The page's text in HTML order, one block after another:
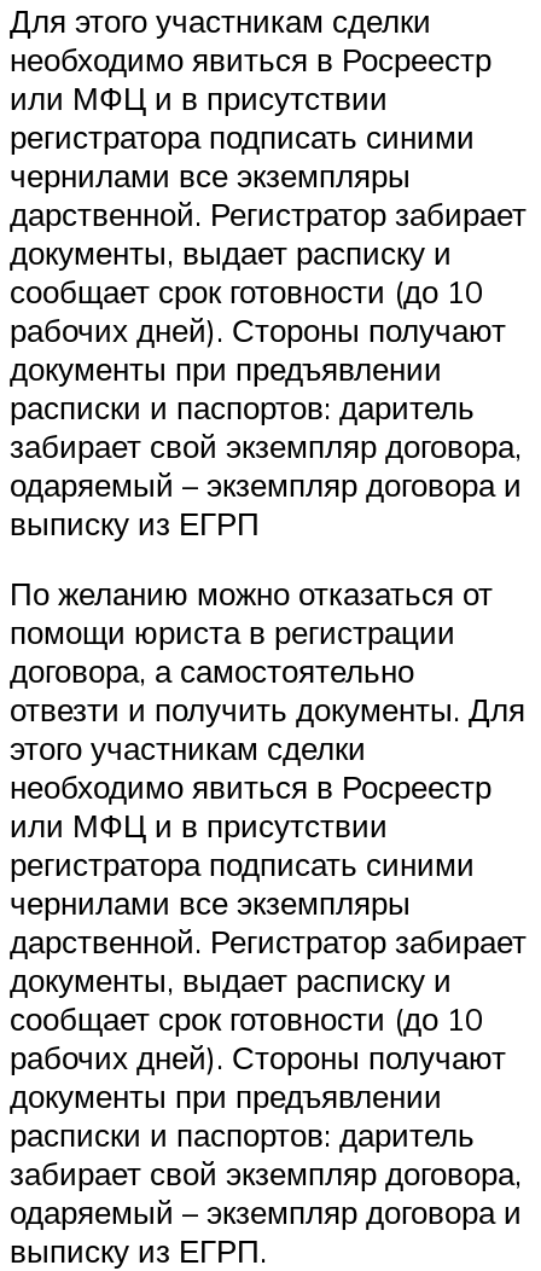
Для этого участникам сделки
необходимо явиться в Росреестр
или МФЦ и в присутствии
регистратора подписать синими
чернилами все экземпляры
дарственной. Регистратор забирает
документы, выдает расписку и
сообщает срок готовности (до 10
рабочих дней). Стороны получают
документы при предъявлении
расписки и паспортов: даритель
забирает свой экземпляр договора,
одаряемый – экземпляр договора и
выписку из ЕГРП
По желанию можно отказаться от
помощи юриста в регистрации
договора, а самостоятельно
отвезти и получить документы. Для
этого участникам сделки
необходимо явиться в Росреестр
или МФЦ и в присутствии
регистратора подписать синими
чернилами все экземпляры
дарственной. Регистратор забирает
документы, выдает расписку и
сообщает срок готовности (до 10
рабочих дней). Стороны получают
документы при предъявлении
расписки и паспортов: даритель
забирает свой экземпляр договора,
одаряемый – экземпляр договора и
выписку из ЕГРП.